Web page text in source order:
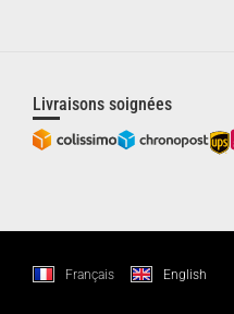
Livraisons soignées
Français English